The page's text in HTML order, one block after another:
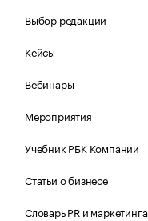
Выбор редакции
Кейсы
Вебинары
Мероприятия
Учебник РБК Компании
Статьи о бизнесе
Словарь PR и маркетинга